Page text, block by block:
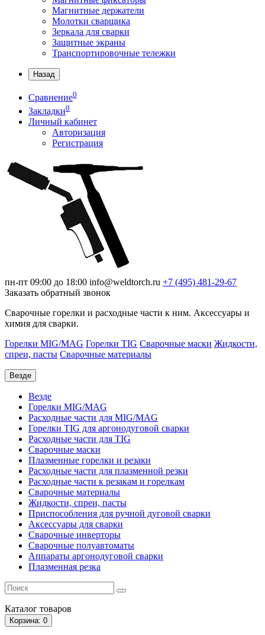
Магнитные держатели
Молотки сварщика
Зеркала для сварки
Защитные экраны
Транспортировочные тележки
Назад
Сравнение0
Закладки0
Личный кабинет
Авторизация
Регистрация
пн-пт 09:00 до 18:00 info@weldtorch.ru +7 (495) 481-29-67
Заказать обратный звонок
Сварочные горелки и расходные части к ним. Аксессуары и
химия для сварки.
Горелки MIG/MAG Горелки TIG Сварочные маски Жидкости,
спреи, пасты Сварочные материалы
Везде
Везде
Горелки MIG/MAG
Расходные части для MIG/MAG
Горелки TIG для аргонодуговой сварки
Расходные части для TIG
Сварочные маски
Плазменные горелки и резаки
Расходные части для плазменной резки
Расходные части к резакам и горелкам
Сварочные материалы
Жидкости, спреи, пасты
Приспособления для ручной дуговой сварки
Аксессуары для сварки
Сварочные инверторы
Сварочные полуавтоматы
Аппараты аргонодуговой сварки
Плазменная резка
Каталог товаров
Корзина: 0